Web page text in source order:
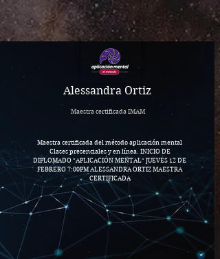
Alessandra Ortiz
Maestra certificada IMAM
Maestra certificada del método aplicación mental
Clases presenciales y en línea. INICIO DE
DIPLOMADO "APLICACIÓN MENTAL" JUEVES 12 DE
FEBRERO 7:00PM ALESSANDRA ORTIZ MAESTRA
CERTIFICADA